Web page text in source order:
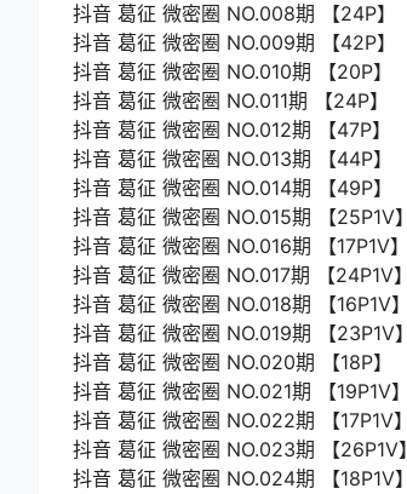
抖音 葛征 微密圈 NO.008期 【24P】
抖音 葛征 微密圈 NO.009期 【42P】
抖音 葛征 微密圈 NO.010期 【20P】
抖音 葛征 微密圈 NO.011期 【24P】
抖音 葛征 微密圈 NO.012期 【47P】
抖音 葛征 微密圈 NO.013期 【44P】
抖音 葛征 微密圈 NO.014期 【49P】
抖音 葛征 微密圈 NO.015期 【25P1V】
抖音 葛征 微密圈 NO.016期 【17P1V】
抖音 葛征 微密圈 NO.017期 【24P1V】
抖音 葛征 微密圈 NO.018期 【16P1V】
抖音 葛征 微密圈 NO.019期 【23P1V】
抖音 葛征 微密圈 NO.020期 【18P】
抖音 葛征 微密圈 NO.021期 【19P1V】
抖音 葛征 微密圈 NO.022期 【17P1V】
抖音 葛征 微密圈 NO.023期 【26P1V】
抖音 葛征 微密圈 NO.024期 【18P1V】